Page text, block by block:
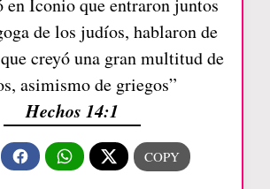
de los judíos, hablaron de
creyó una gran multitud de
asimismo de griegos”
Hechos 14:1